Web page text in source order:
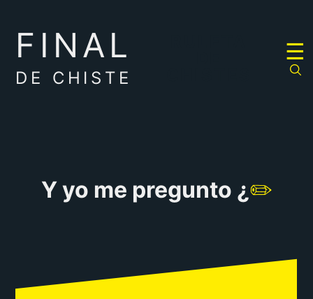
FINAL
DE CHISTE
☰
Y yo me pregunto ¿✏️